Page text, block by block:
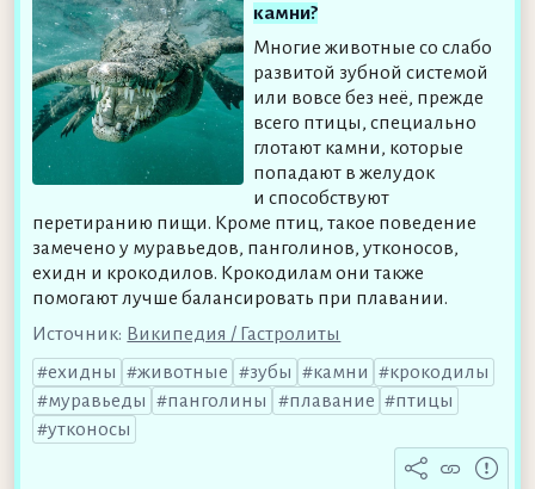
камни?
Многие животные со слабо
развитой зубной системой
или вовсе без неё, прежде
всего птицы, специально
глотают камни, которые
попадают в желудок
и способствуют
перетиранию пищи. Кроме птиц, такое поведение
замечено у муравьедов, панголинов, утконосов,
ехидн и крокодилов. Крокодилам они также
помогают лучше балансировать при плавании.
Источник: Википедия / Гастролиты
ехидны
животные зубы камни
крокодилы
муравьеды
панголины плавание
птицы
утконосы